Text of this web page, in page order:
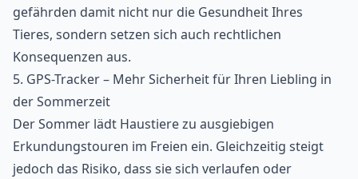
gefährden damit nicht nur die Gesundheit Ihres
Tieres, sondern setzen sich auch rechtlichen
Konsequenzen aus.
5. GPS-Tracker – Mehr Sicherheit für Ihren Liebling in
der Sommerzeit
Der Sommer lädt Haustiere zu ausgiebigen
Erkundungstouren im Freien ein. Gleichzeitig steigt
jedoch das Risiko, dass sie sich verlaufen oder